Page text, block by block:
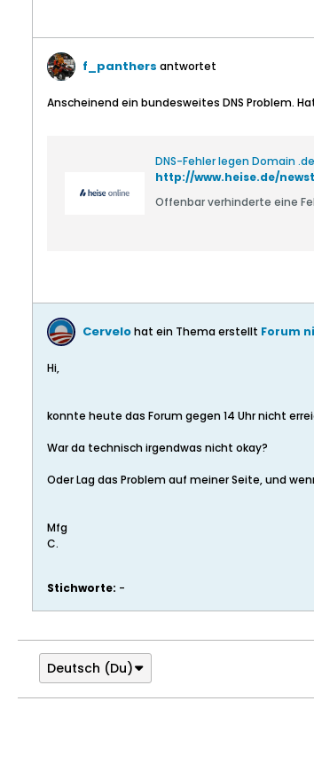
f_panthers antwortet
Anscheinend ein bundesweites DNS Problem.
DNS-Fehler legen Domain
http://www.heise.de/
Offenbar verhinderte eine
Cervelohat ein Thema erstellt Forum
Hi,
konnte heute das Forum gegen 14 Uhr nicht
War da technisch irgendwas nicht okay?
Oder Lag das Problem auf meiner Seite, und
Mfg
C.
Stichworte: -
Deutsch (Du)